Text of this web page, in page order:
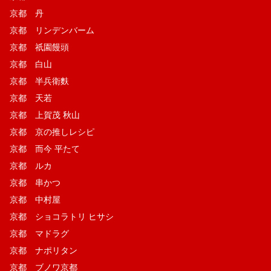
京都 丹
京都 リンデンバーム
京都 祇園饅頭
京都 白山
京都 半兵衛麩
京都 天若
京都 上賀茂 秋山
京都 京の推しレシピ
京都 而今 平たて
京都 ルカ
京都 串かつ
京都 中村屋
京都 ショコラトリ ヒサシ
京都 マドラグ
京都 ナポリタン
京都 ブノワ京都